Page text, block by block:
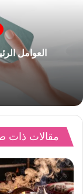
العوامل
مقالات ذات